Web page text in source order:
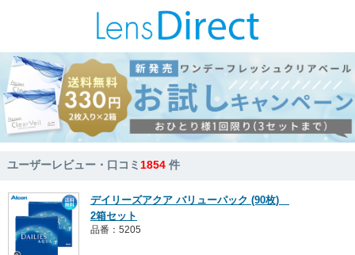
ユーザーレビュー・口コミ1854 件
デイリーズアクア バリューパック (90枚)
2箱セット
品番：5205